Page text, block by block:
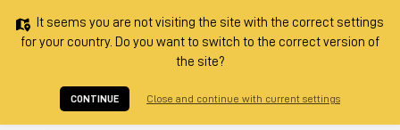
It seems you are not visiting the site with the correct settings
for your country. Do you want to switch to the correct version of
the site?
CONTINUE Close and continue with current settings